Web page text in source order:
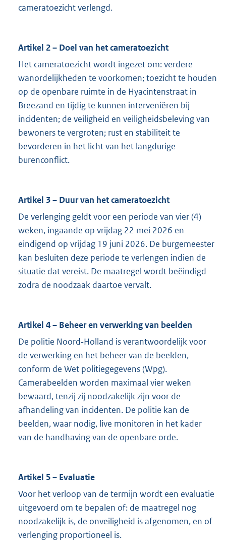
cameratoezicht verlengd.
Artikel 2 – Doel van het cameratoezicht
Het cameratoezicht wordt ingezet om: verdere
wanordelijkheden te voorkomen; toezicht te houden
op de openbare ruimte in de Hyacintenstraat in
Breezand en tijdig te kunnen interveniëren bij
incidenten; de veiligheid en veiligheidsbeleving van
bewoners te vergroten; rust en stabiliteit te
bevorderen in het licht van het langdurige
burenconflict.
Artikel 3 – Duur van het cameratoezicht
De verlenging geldt voor een periode van vier (4)
weken, ingaande op vrijdag 22 mei 2026 en
eindigend op vrijdag 19 juni 2026. De burgemeester
kan besluiten deze periode te verlengen indien de
situatie dat vereist. De maatregel wordt beëindigd
zodra de noodzaak daartoe vervalt.
Artikel 4 – Beheer en verwerking van beelden
De politie Noord‑Holland is verantwoordelijk voor
de verwerking en het beheer van de beelden,
conform de Wet politiegegevens (Wpg).
Camerabeelden worden maximaal vier weken
bewaard, tenzij zij noodzakelijk zijn voor de
afhandeling van incidenten. De politie kan de
beelden, waar nodig, live monitoren in het kader
van de handhaving van de openbare orde.
Artikel 5 – Evaluatie
Voor het verloop van de termijn wordt een evaluatie
uitgevoerd om te bepalen of: de maatregel nog
noodzakelijk is, de onveiligheid is afgenomen, en of
verlenging proportioneel is.